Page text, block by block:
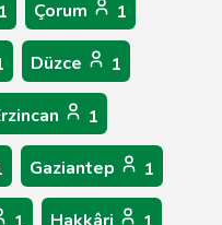
1 Çorum 1
Düzce 1
1
Gaziantep 1